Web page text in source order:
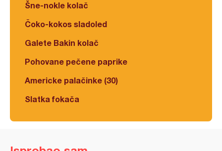
Šne-nokle kolač
Čoko-kokos sladoled
Galete Bakin kolač
Pohovane pečene paprike
Americke palačinke (30)
Slatka fokača